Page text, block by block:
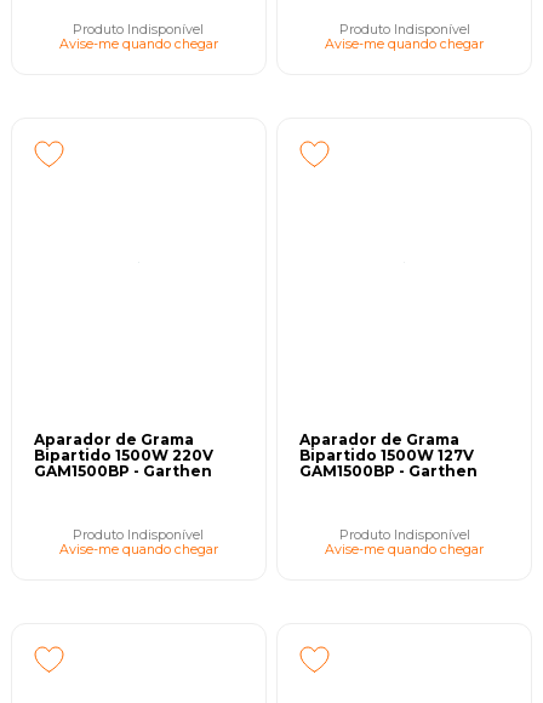
Produto Indisponível
Avise-me quando chegar
Produto Indisponível
Avise-me quando chegar
Aparador de Grama
Bipartido 1500W 220V
GAM1500BP - Garthen
Produto Indisponível
Avise-me quando chegar
Aparador de Grama
Bipartido 1500W 127V
GAM1500BP - Garthen
Produto Indisponível
Avise-me quando chegar